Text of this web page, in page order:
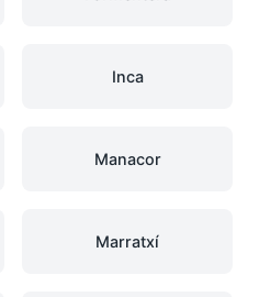
Inca
Manacor
Marratxí